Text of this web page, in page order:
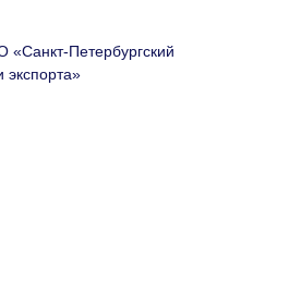
Петербургский
экспорта»